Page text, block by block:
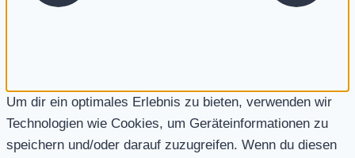
Um dir ein optimales Erlebnis zu bieten, verwenden wir
Technologien wie Cookies, um Geräteinformationen zu
speichern und/oder darauf zuzugreifen. Wenn du diesen